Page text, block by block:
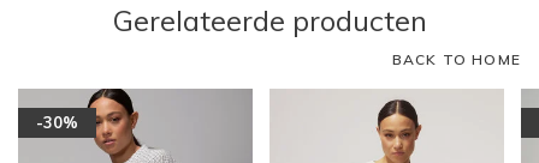
Gerelateerde producten
BACK TO HOME
-30%